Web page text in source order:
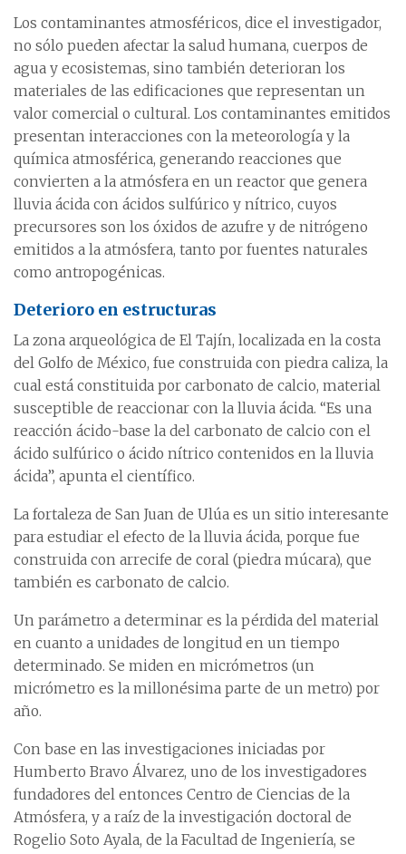
Los contaminantes atmosféricos, dice el investigador,
no sólo pueden afectar la salud humana, cuerpos de
agua y ecosistemas, sino también deterioran los
materiales de las edificaciones que representan un
valor comercial o cultural. Los contaminantes emitidos
presentan interacciones con la meteorología y la
química atmosférica, generando reacciones que
convierten a la atmósfera en un reactor que genera
lluvia ácida con ácidos sulfúrico y nítrico, cuyos
precursores son los óxidos de azufre y de nitrógeno
emitidos a la atmósfera, tanto por fuentes naturales
como antropogénicas.
Deterioro en estructuras
La zona arqueológica de El Tajín, localizada en la costa
del Golfo de México, fue construida con piedra caliza, la
cual está constituida por carbonato de calcio, material
susceptible de reaccionar con la lluvia ácida. “Es una
reacción ácido-base la del carbonato de calcio con el
ácido sulfúrico o ácido nítrico contenidos en la lluvia
ácida”, apunta el científico.
La fortaleza de San Juan de Ulúa es un sitio interesante
para estudiar el efecto de la lluvia ácida, porque fue
construida con arrecife de coral (piedra múcara), que
también es carbonato de calcio.
Un parámetro a determinar es la pérdida del material
en cuanto a unidades de longitud en un tiempo
determinado. Se miden en micrómetros (un
micrómetro es la millonésima parte de un metro) por
año.
Con base en las investigaciones iniciadas por
Humberto Bravo Álvarez, uno de los investigadores
fundadores del entonces Centro de Ciencias de la
Atmósfera, y a raíz de la investigación doctoral de
Rogelio Soto Ayala, de la Facultad de Ingeniería, se